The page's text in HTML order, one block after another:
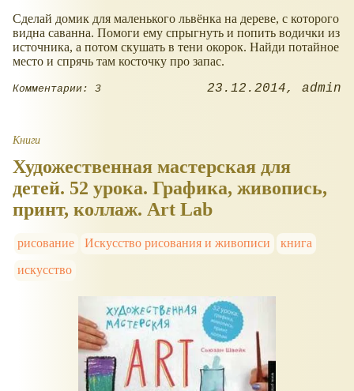
Сделай домик для маленького львёнка на дереве, с которого
видна саванна. Помоги ему спрыгнуть и попить водички из
источника, а потом скушать в тени окорок. Найди потайное
место и спрячь там косточку про запас.
Комментарии: 3 23.12.2014 admin
Книги
Художественная мастерская для
детей. 52 урока. Графика, живопись,
принт, коллаж. Art Lab
рисование Искусство рисования и живописи
книга
искусство